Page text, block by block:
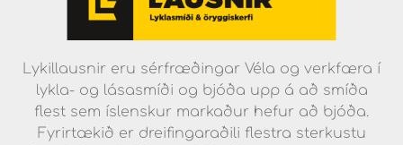
Lykillausnir eru sérfræðingar Véla og verkfæra í
lykla- og lásasmíði og bjóða upp á að smíða
flest sem íslenskur markaður hefur að bjóða.
Fyrirtækið er dreifingaraðili flestra sterkustu